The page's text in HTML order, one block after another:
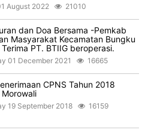
August 2022 21010
dan Doa Bersama -Pemkab
Masyarakat Kecamatan Bungku
PT. BTIIG beroperasi.
01 December 2021 16665
CPNS Tahun 2018
19 September 2018 16159